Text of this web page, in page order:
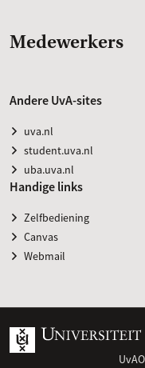
Medewerkers
Andere UvA-sites
uva.nl
student.uva.nl
uba.uva.nl
Handige links
Zelfbediening
Canvas
Webmail
UvA